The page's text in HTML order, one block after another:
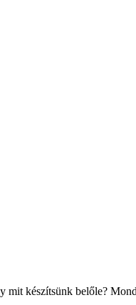
mit készítsünk belőle?